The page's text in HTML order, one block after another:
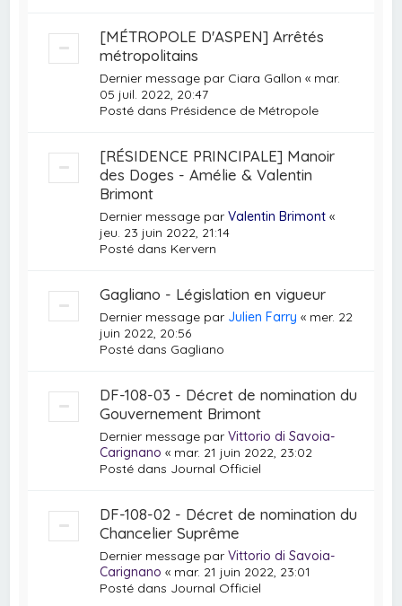
[MÉTROPOLE D'ASPEN] Arrêtés
métropolitains
Dernier message par Ciara Gallon « mar.
05 juil. 2022, 20:47
Posté dans Présidence de Métropole
[RÉSIDENCE PRINCIPALE] Manoir
des Doges - Amélie & Valentin
Brimont
Dernier message parValentin Brimont «
jeu. 23 juin 2022, 21:14
Posté dans Kervern
Gagliano - Législation en vigueur
Dernier message par Julien Farry « mer. 22
juin 2022, 20:56
Posté dans Gagliano
DF-108-03 - Décret de nomination du
Gouvernement Brimont
Dernier message parVittorio di Savoia-
Carignano « mar. 21 juin 2022, 23:02
Posté dans Journal Officiel
DF-108-02 - Décret de nomination du
Chancelier Suprême
Dernier message parVittorio di Savoia-
Carignano « mar. 21 juin 2022, 23:01
Posté dans Journal Officiel